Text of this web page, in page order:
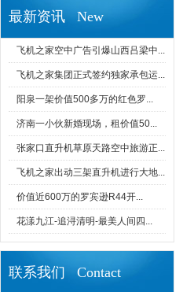
最新资讯 New
飞机之家空中广告引爆山西吕梁中...
飞机之家集团正式签约独家承包运...
阳泉一架价值500多万的红色罗...
济南一小伙新婚现场，租价值50...
张家口直升机草原天路空中旅游正...
飞机之家出动三架直升机进行大地...
价值近600万的罗宾逊R44开...
花漾九江-追浔清明-最美人间四...
联系我们 Contact